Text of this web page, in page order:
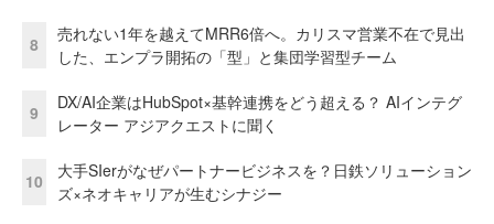
8
売れない1年を越えてMRR6倍へ。カリスマ営業不在で見出
した、エンプラ開拓の「型」と集団学習型チーム
9
DX/AI企業はHubSpot×基幹連携をどう超える？ AIインテグ
レーター アジアクエストに聞く
10
大手SIerがなぜパートナービジネスを？日鉄ソリューション
ズ×ネオキャリアが生むシナジー